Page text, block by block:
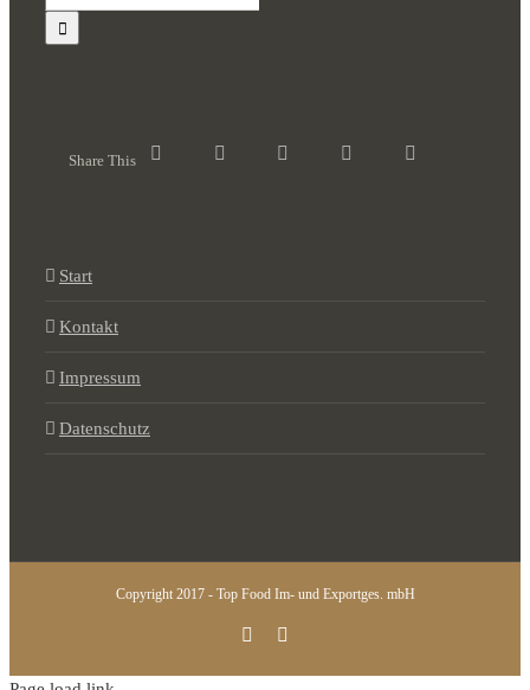
nach:
Share This
Start
Kontakt
Impressum
Datenschutz
Copyright 2017 - Top Food Im- und Exportges. mbH
Instagram